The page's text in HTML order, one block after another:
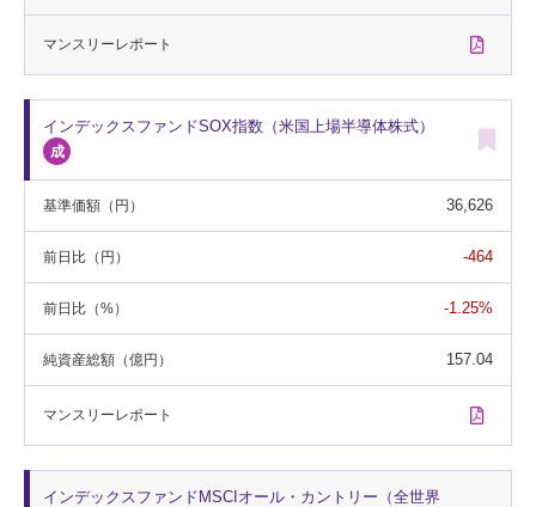
マンスリーレポート
インデックスファンドSOX指数（米国上場半導体株式）
基準価額 （円） 36,626
前日比 （円） -464
前日比 （%） -1.25%
純資産総額 （億円） 157.04
マンスリーレポート
インデックスファンドMSCIオール・カントリー（全世界